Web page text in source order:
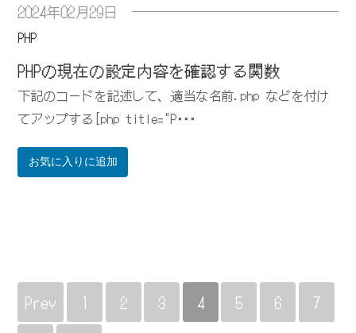
2024年02月29日
PHP
PHPの現在の設定内容を確認する関数
下記のコードを記述して、適当な名前.php などを付け
てアップする[php title="P･･･
お気に入りに追加
Prev 1 2 3 4 5 6 7